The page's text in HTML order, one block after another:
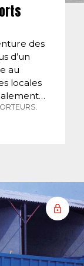
des
d’un
au
locales